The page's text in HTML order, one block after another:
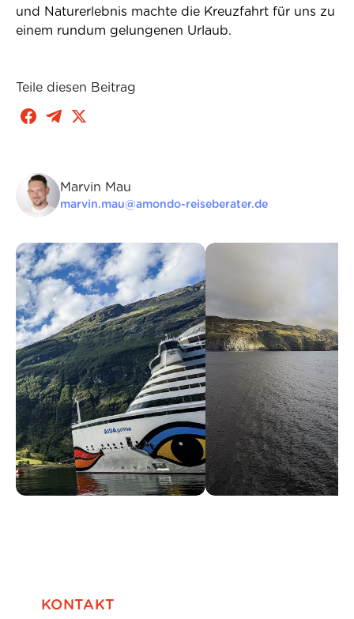
und Naturerlebnis machte die Kreuzfahrt für uns zu
einem rundum gelungenen Urlaub.
Teile diesen Beitrag
Marvin Mau
marvin.mau@amondo-reiseberater.de
KONTAKT